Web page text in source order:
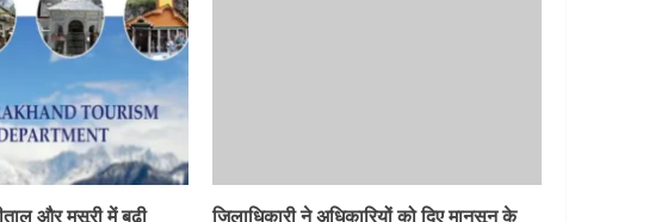
और मसूरी में बढ़ी
जिलाधिकारी ने अधिकारियों को दिए मानसून के